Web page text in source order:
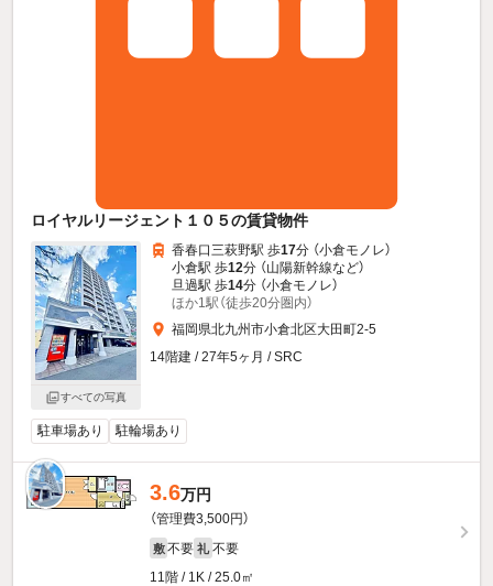
ロイヤルリージェント１０５の賃貸物件
すべての写真
香春口三萩野駅 歩17分 （小倉モノレ）
小倉駅 歩12分 （山陽新幹線など）
旦過駅 歩14分 （小倉モノレ）
ほか1駅（徒歩20分圏内）
福岡県北九州市小倉北区大田町2-5
14階建 / 27年5ヶ月 / SRC
駐車場あり 駐輪場あり
3.6万円
（管理費3,500円）
敷 不要 礼 不要
11階 / 1K / 25.0㎡